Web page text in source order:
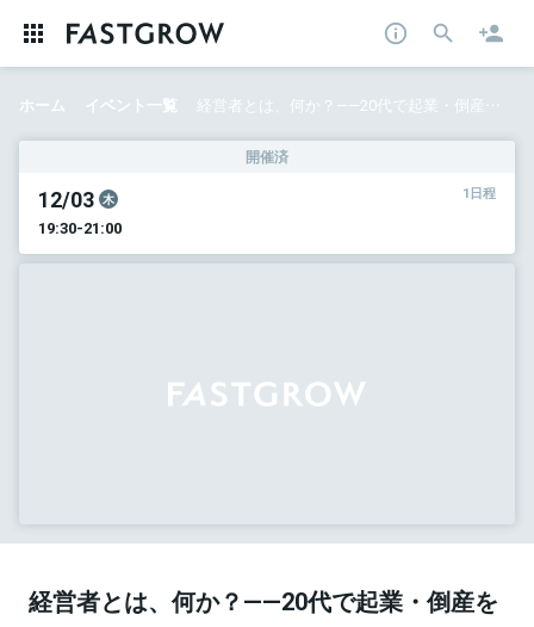
ホーム イベント一覧 経営者とは、何か？——20代で起業・倒産を経験後、6年で買収企業の純利益約20倍を達成、新たなM&Aにも挑戦したリジョブ鈴木氏と考える
開催済
12/03 木
19:30-21:00
1日程
経営者とは、何か？——20代で起業・倒産を